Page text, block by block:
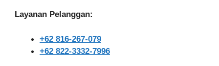
Layanan Pelanggan:
+62 816-267-079
+62 822-3332-7996